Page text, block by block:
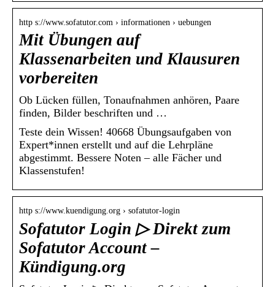
http s://www.sofatutor.com › informationen › uebungen
Mit Übungen auf
Klassenarbeiten und Klausuren
vorbereiten
Ob Lücken füllen, Tonaufnahmen anhören, Paare
finden, Bilder beschriften und …
Teste dein Wissen! 40668 Übungsaufgaben von
Expert*innen erstellt und auf die Lehrpläne
abgestimmt. Bessere Noten – alle Fächer und
Klassenstufen!
http s://www.kuendigung.org › sofatutor-login
Sofatutor Login ▷ Direkt zum
Sofatutor Account –
Kündigung.org